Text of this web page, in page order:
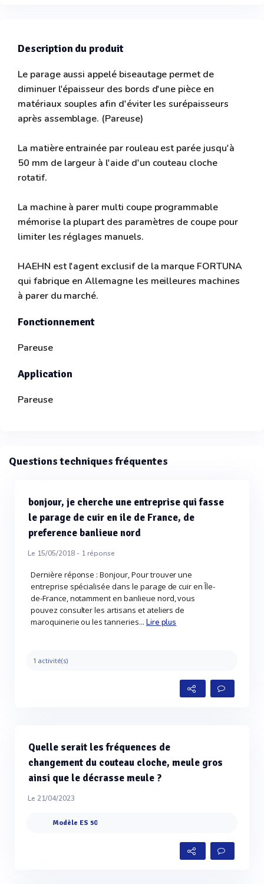
Description du produit
Le parage aussi appelé biseautage permet de
diminuer l'épaisseur des bords d'une pièce en
matériaux souples afin d'éviter les surépaisseurs
après assemblage. (Pareuse)
La matière entrainée par rouleau est parée jusqu'à
50 mm de largeur à l'aide d'un couteau cloche
rotatif.
La machine à parer multi coupe programmable
mémorise la plupart des paramètres de coupe pour
limiter les réglages manuels.
HAEHN est l'agent exclusif de la marque FORTUNA
qui fabrique en Allemagne les meilleures machines
à parer du marché.
Fonctionnement
Pareuse
Application
Pareuse
Questions techniques fréquentes
bonjour, je cherche une entreprise qui fasse
le parage de cuir en ile de France, de
preference banlieue nord
Le 15/05/2018 - 1réponse
Dernière réponse : Bonjour, Pour trouver une
entreprise spécialisée dans le parage de cuir en Île-
de-France, notamment en banlieue nord, vous
pouvez consulter les artisans et ateliers de
maroquinerie ou les tanneries... Lire plus
1 activité(s)
Quelle serait les fréquences de
changement du couteau cloche, meule gros
ainsi que le décrasse meule ?
Le 21/04/2023
Modèle ES 50